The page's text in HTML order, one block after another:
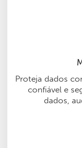
Proteja dados
confiável e
dados,